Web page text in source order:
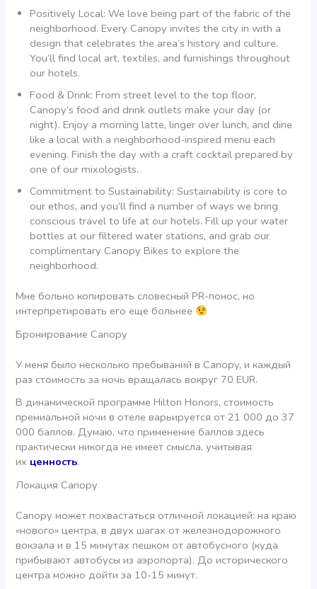
Positively Local: We love being part of the fabric of the
neighborhood. Every Canopy invites the city in with a
design that celebrates the area’s history and culture.
You’ll find local art, textiles, and furnishings throughout
our hotels.
Food & Drink: From street level to the top floor,
Canopy’s food and drink outlets make your day (or
night). Enjoy a morning latte, linger over lunch, and dine
like a local with a neighborhood-inspired menu each
evening. Finish the day with a craft cocktail prepared by
one of our mixologists.
Commitment to Sustainability: Sustainability is core to
our ethos, and you’ll find a number of ways we bring
conscious travel to life at our hotels. Fill up your water
bottles at our filtered water stations, and grab our
complimentary Canopy Bikes to explore the
neighborhood.
Мне больно копировать словесный PR-понос, но
интерпретировать его еще больнее
Бронирование Canopy
У меня было несколько пребываний в Canopy, и каждый
раз стоимость за ночь вращалась вокруг 70 EUR.
В динамической программе Hilton Honors, стоимость
премиальной ночи в отеле варьируется от 21 000 до 37
000 баллов. Думаю, что применение баллов здесь
практически никогда не имеет смысла, учитывая
их ценность.
Локация Canopy
Canopy может похвастаться отличной локацией: на краю
«нового» центра, в двух шагах от железнодорожного
вокзала и в 15 минутах пешком от автобусного (куда
прибывают автобусы из аэропорта). До исторического
центра можно дойти за 10-15 минут.